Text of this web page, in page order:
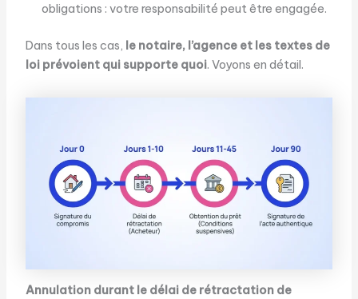
obligations : votre responsabilité peut être engagée.
Dans tous les cas, le notaire, l’agence et les textes de
loi prévoient qui supporte quoi. Voyons en détail.
Annulation durant le délai de rétractation de